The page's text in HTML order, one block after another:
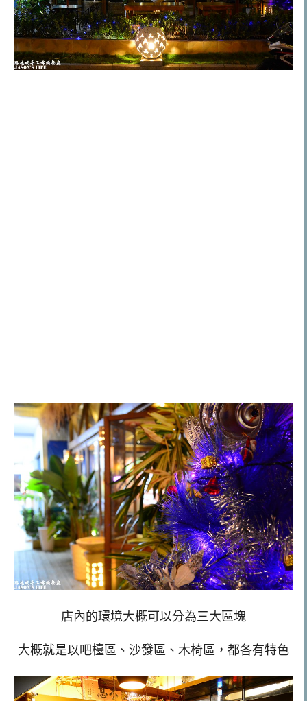
店內的環境大概可以分為三大區塊
大概就是以吧檯區、沙發區、木椅區，都各有特色